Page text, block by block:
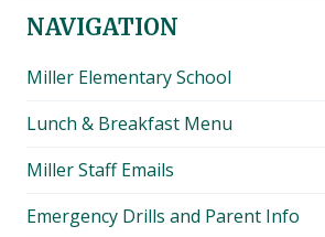
NAVIGATION
Miller Elementary School
Lunch & Breakfast Menu
Miller Staff Emails
Emergency Drills and Parent Info